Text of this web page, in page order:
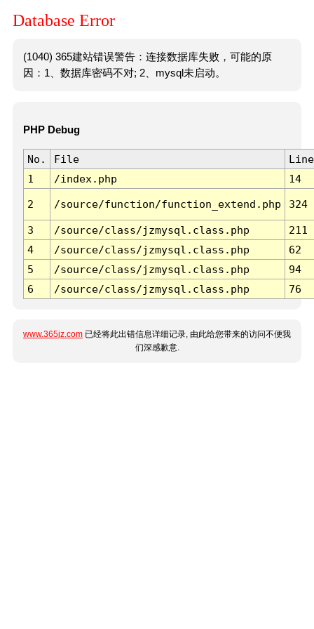
Database Error
(1040) 365建站错误警告：连接数据库失败，可能的原
因：1、数据库密码不对; 2、mysql未启动。
PHP Debug
No. File
Line
1
/index.php 14
2 /source/function/function_extend.php 324
3 /source/class/jzmysql.class.php
211
4
/source/class/jzmysql.class.php
62
5
/source/class/jzmysql.class.php
94
6
/source/class/jzmysql.class.php 76
www.365jz.com 已经将此出错信息详细记录, 由此给您带来的访问不便我
们深感歉意.